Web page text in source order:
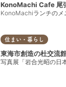
KonoMachi Cafe 尾
KonoMachiランチのメ
住まい・暮らし
東海市創造の杜交流
写真展「岩合光昭の日